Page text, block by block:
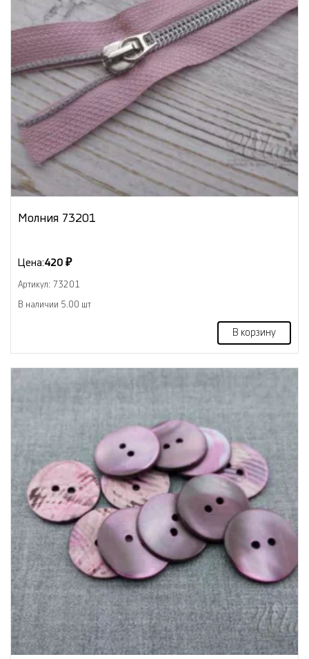
Молния 73201
Цена:420 ₽
Артикул: 73201
В наличии 5.00 шт
В корзину